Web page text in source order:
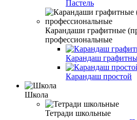
Пастель
Карандаши графитные
профессиональные
Карандаш
Карандаш простой
Школа
Тетради школьные